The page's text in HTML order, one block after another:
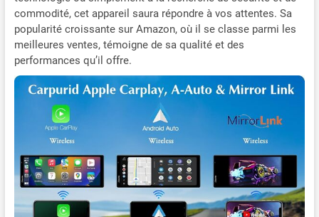
commodité, cet appareil saura répondre à vos attentes. Sa
popularité croissante sur Amazon, où il se classe parmi les
meilleures ventes, témoigne de sa qualité et des
performances qu’il offre.